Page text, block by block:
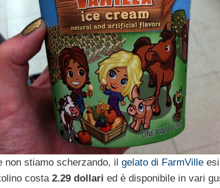
non stiamo scherzando, il gelato di FarmVille
costa2.29 dollari ed è disponibile in vari